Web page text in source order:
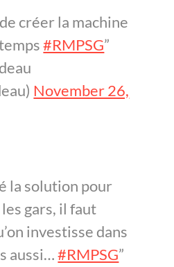
créer la machine
#RMPSG
November 26,
la solution pour
gars, il faut
investisse dans
aussi…#RMPSG